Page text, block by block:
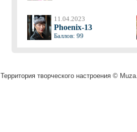
11.04.2023
Phoenix-13
Баллов: 99
Территория творческого настроения ©